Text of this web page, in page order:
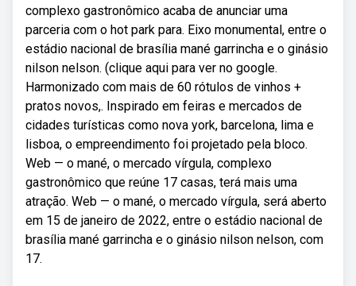
complexo gastronômico acaba de anunciar uma
parceria com o hot park para. Eixo monumental, entre o
estádio nacional de brasília mané garrincha e o ginásio
nilson nelson. (clique aqui para ver no google.
Harmonizado com mais de 60 rótulos de vinhos +
pratos novos,. Inspirado em feiras e mercados de
cidades turísticas como nova york, barcelona, lima e
lisboa, o empreendimento foi projetado pela bloco.
Web — o mané, o mercado vírgula, complexo
gastronômico que reúne 17 casas, terá mais uma
atração. Web — o mané, o mercado vírgula, será aberto
em 15 de janeiro de 2022, entre o estádio nacional de
brasília mané garrincha e o ginásio nilson nelson, com
17.